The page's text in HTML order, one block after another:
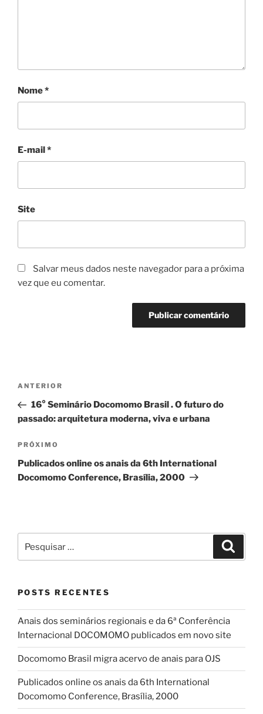
Nome*
E-mail*
Site
Salvar meus dados neste navegador para a próxima
vez que eu comentar.
Navegação
Post
Post
anterior
ANTERIOR
16° Seminário Docomomo Brasil . O futuro do
passado: arquitetura moderna, viva e urbana
Próximo
post
PRÓXIMO
Publicados online os anais da 6th International
Docomomo Conference, Brasília, 2000
por:
POSTS RECENTES
Anais dos seminários regionais e da 6ª Conferência
Internacional DOCOMOMO publicados em novo site
Docomomo Brasil migra acervo de anais para OJS
Publicados online os anais da 6th International
Docomomo Conference, Brasília, 2000